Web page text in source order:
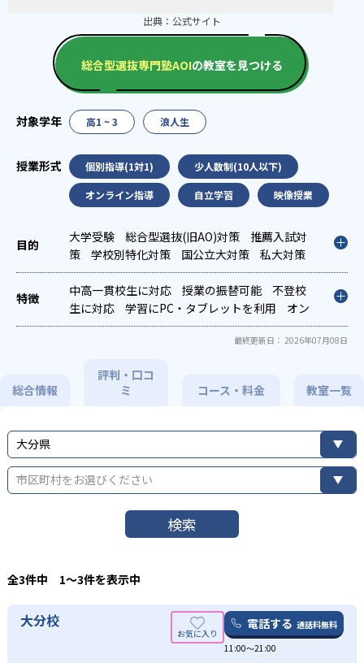
出典： 公式サイト
総合型選抜専門塾AOIの教室を見つける
高1 ~ 3 浪人生
個別指導(1対1) 少人数制(10人以下)
オンライン指導 自立学習 映像授業
大学受験 総合型選抜(旧AO)対策
推薦入試対
策
学校別特化対策 国公立大対策
私大対策
英検(英語検定)対策
中高一貫校生に対応
授業の振替可能
不登校
生に対応
学習にPC・タブレットを利用
オン
ライン対応
1科目から受講可能 自習室あり
最終更新日： 2026年07月08日
総合情報
評判・口コ
ミ
コース・料金 教室一覧
大分県
市区町村をお選びください
検索
全3件中 1〜3件を表示中
大分校 電話する 通話料無料
11:00～21:00